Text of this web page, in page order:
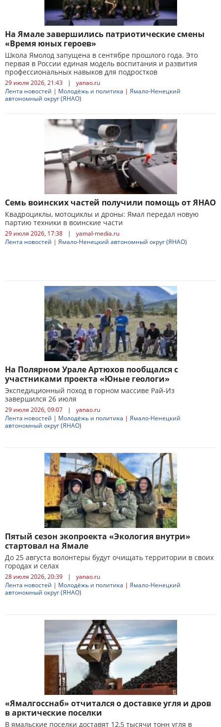
На Ямале завершились патриотические смены
«Время юных героев»
Школа Ямолод запущена в сентябре прошлого года. Это
первая в России единая модель воспитания и развития
профессиональных навыков для подростков
29 июля 2026, 21:43 |
yanao.ru
Лента новостей | Молодёжь и политика | Ямало-Ненецкий
автономный округ (ЯНАО)
Семь воинских частей получили помощь от ЯНАО
Квадроциклы, мотоциклы и дроны: Ямал передал новую
партию техники в воинские части
29 июля 2026, 17:38 |
yamal-media.ru
Лента новостей | Ямало-Ненецкий автономный округ (ЯНАО)
На Полярном Урале Артюхов пообщался с
участниками проекта «Юные геологи»
Экспедиционный поход в горном массиве Рай-Из
завершился 26 июля
29 июля 2026, 09:07 |
yanao.ru
Лента новостей | Молодёжь и политика | Ямало-Ненецкий
автономный округ (ЯНАО)
Пятый сезон экопроекта «Экология внутри»
стартовал на Ямале
До 25 августа волонтеры будут очищать территории в своих
городах и селах
28 июля 2026, 20:39 |
yanao.ru
Лента новостей | Молодёжь и политика | Ямало-Ненецкий
автономный округ (ЯНАО)
«Ямалгосснаб» отчитался о доставке угля и дров
в арктические поселки
В ямальские поселки доставят 12,5 тысячи тонн угля в